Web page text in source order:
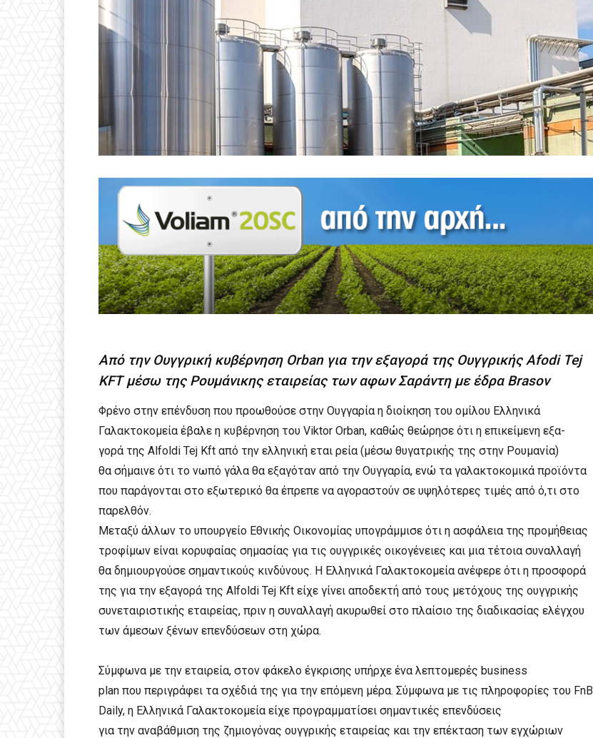
Από την Ουγγρική κυβέρνηση Orban για την εξαγορά της Ουγγρικής Afodi Tej
KFT μέσω της Ρουμάνικης εταιρείας των αφων Σαράντη με έδρα Brasov
Φρένο στην επένδυση που προωθούσε στην Ουγγαρία η διοίκηση του ομίλου Ελληνικά
Γαλακτοκομεία έβαλε η κυβέρνηση του Viktor Orban, καθώς θεώρησε ότι η επικείμενη εξα-
γορά της Alfoldi Tej Kft από την ελληνική εται ρεία (μέσω θυγατρικής της στην Ρουμανία)
θα σήμαινε ότι το νωπό γάλα θα εξαγόταν από την Ουγγαρία, ενώ τα γαλακτοκομικά προϊόντα
που παράγονται στο εξωτερικό θα έπρεπε να αγοραστούν σε υψηλότερες τιμές από ό,τι στο
παρελθόν.
Μεταξύ άλλων το υπουργείο Εθνικής Οικονομίας υπογράμμισε ότι η ασφάλεια της προμήθειας
τροφίμων είναι κορυφαίας σημασίας για τις ουγγρικές οικογένειες και μια τέτοια συναλλαγή
θα δημιουργούσε σημαντικούς κινδύνους. Η Ελληνικά Γαλακτοκομεία ανέφερε ότι η προσφορά
της για την εξαγορά της Alfoldi Tej Kft είχε γίνει αποδεκτή από τους μετόχους της ουγγρικής
συνεταιριστικής εταιρείας, πριν η συναλλαγή ακυρωθεί στο πλαίσιο της διαδικασίας ελέγχου
των άμεσων ξένων επενδύσεων στη χώρα.
Σύμφωνα με την εταιρεία, στον φάκελο έγκρισης υπήρχε ένα λεπτομερές business
plan που περιγράφει τα σχέδιά της για την επόμενη μέρα. Σύμφωνα με τις πληροφορίες του FnB
Daily, η Ελληνικά Γαλακτοκομεία είχε προγραμματίσει σημαντικές επενδύσεις
για την αναβάθμιση της ζημιογόνας ουγγρικής εταιρείας και την επέκταση των εγχώριων